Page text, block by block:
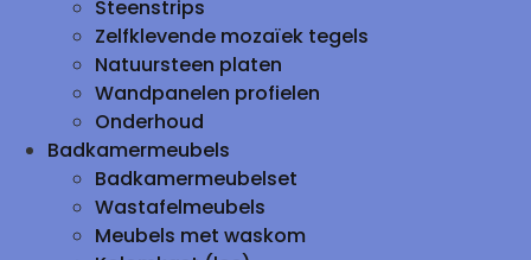
Steenstrips
Zelfklevende mozaïek tegels
Natuursteen platen
Wandpanelen profielen
Onderhoud
Badkamermeubels
Badkamermeubelset
Wastafelmeubels
Meubels met waskom